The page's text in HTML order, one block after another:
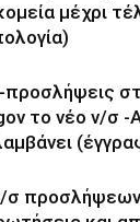
μέχρι
το νέο ν/σ -
σ